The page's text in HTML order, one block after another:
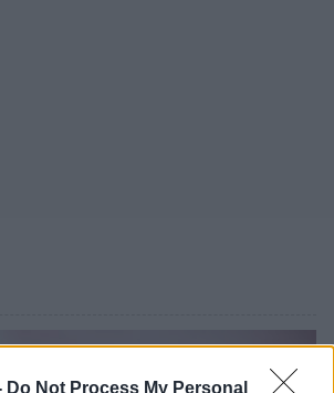
Do Not Process My Personal